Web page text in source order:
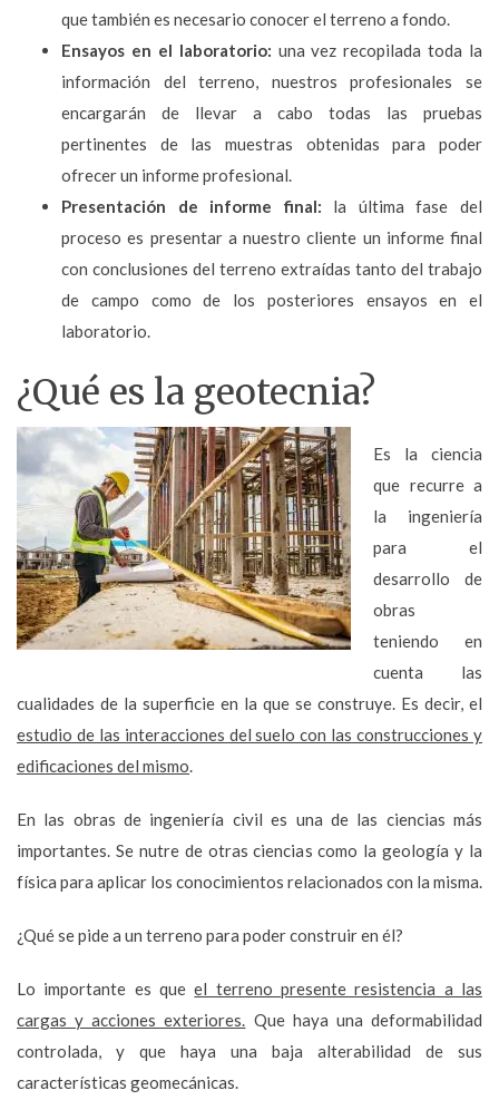
que también es necesario conocer el terreno a fondo.
Ensayos en el laboratorio: una vez recopilada toda la
información del terreno, nuestros profesionales se
encargarán de llevar a cabo todas las pruebas
pertinentes de las muestras obtenidas para poder
ofrecer un informe profesional.
Presentación de informe final: la última fase del
proceso es presentar a nuestro cliente un informe final
con conclusiones del terreno extraídas tanto del trabajo
de campo como de los posteriores ensayos en el
laboratorio.
¿Qué es la geotecnia?
Es la ciencia
que recurre a
la ingeniería
para el
desarrollo de
obras
teniendo en
cuenta las
cualidades de la superficie en la que se construye. Es decir, el
estudio de las interacciones del suelo con las construcciones y
edificaciones del mismo.
En las obras de ingeniería civil es una de las ciencias más
importantes. Se nutre de otras ciencias como la geología y la
física para aplicar los conocimientos relacionados con la misma.
¿Qué se pide a un terreno para poder construir en él?
Lo importante es queel terreno presente resistencia a las
cargas y acciones exteriores. Que haya una deformabilidad
controlada, y que haya una baja alterabilidad de sus
características geomecánicas.